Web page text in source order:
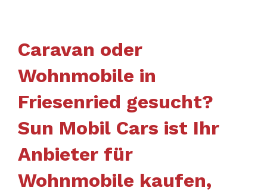
Caravan oder
Wohnmobile in
Friesenried gesucht?
Sun Mobil Cars ist Ihr
Anbieter für
Wohnmobile kaufen,